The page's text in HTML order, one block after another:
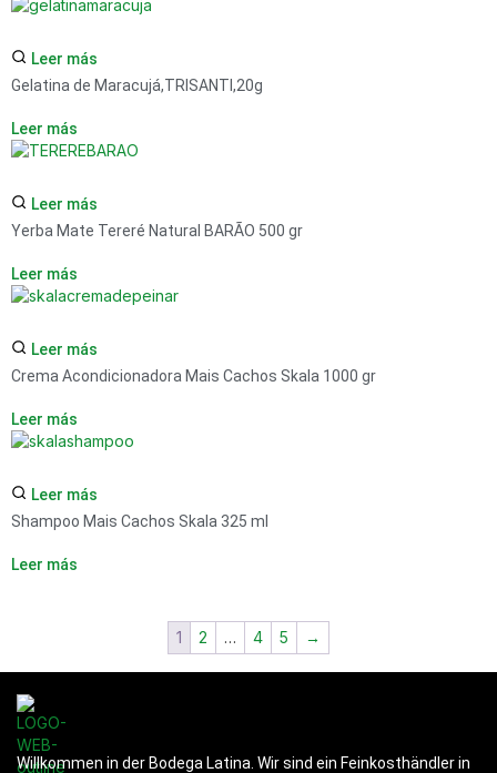
Leer más
Gelatina de Maracujá,TRISANTI,20g
Leer más
Leer más
Yerba Mate Tereré Natural BARÃO 500 gr
Leer más
Leer más
Crema Acondicionadora Mais Cachos Skala 1000 gr
Leer más
Leer más
Shampoo Mais Cachos Skala 325 ml
Leer más
1 2 … 4 5 →
Willkommen in der Bodega Latina. Wir sind ein Feinkosthändler in